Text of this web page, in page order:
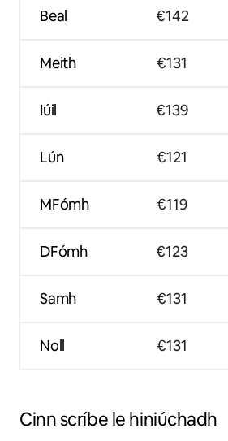
Beal
Meith
Iúil
Lún
MFómh
DFómh
Samh
Noll
€142
€131
€139
€121
€119
€123
€131
€131
Cinn scríbe le hiniúchadh